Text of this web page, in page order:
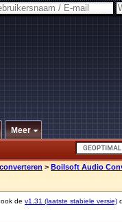
Meer
> Boilsoft Audio
de v1.31 (laatste stabiele versie)